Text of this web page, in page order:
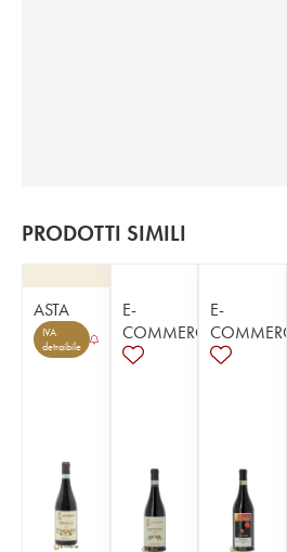
PRODOTTI SIMILI
ASTA
IVA
detraibile
E-
COMMERCE
E-